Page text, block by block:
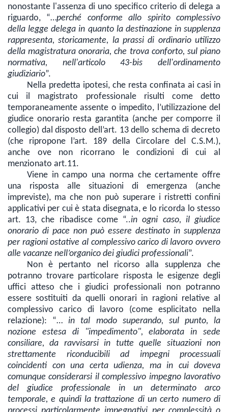
nonostante l'assenza di uno specifico criterio di delega a
riguardo, “…perché conforme allo spirito complessivo
della legge delega in quanto la destinazione in supplenza
rappresenta, storicamente, la prassi di ordinario utilizzo
della magistratura onoraria, che trova conforto, sul piano
normativa, nell'articolo 43-bis dell'ordinamento
giudiziario”.
Nella predetta ipotesi, che resta confinata ai casi in
cui il magistrato professionale risulti come detto
temporaneamente assente o impedito, l’utilizzazione del
giudice onorario resta garantita (anche per comporre il
collegio) dal disposto dell’art. 13 dello schema di decreto
(che ripropone l’art. 189 della Circolare del C.S.M.),
anche ove non ricorrano le condizioni di cui al
menzionato art.11.
Viene in campo una norma che certamente offre
una risposta alle situazioni di emergenza (anche
impreviste), ma che non può superare i ristretti confini
applicativi per cui è stata disegnata, e lo ricorda lo stesso
art. 13, che ribadisce come “..in ogni caso, il giudice
onorario di pace non può essere destinato in supplenza
per ragioni ostative al complessivo carico di lavoro ovvero
alle vacanze nell’organico dei giudici professionali”.
Non è pertanto nel ricorso alla supplenza che
potranno trovare particolare risposta le esigenze degli
uffici atteso che i giudici professionali non potranno
essere sostituiti da quelli onorari in ragioni relative al
complessivo carico di lavoro (come esplicitato nella
relazione): “…in tal modo superando, sul punto, la
nozione estesa di "impedimento", elaborata in sede
consiliare, da ravvisarsi in tutte quelle situazioni non
strettamente riconducibili ad impegni processuali
coincidenti con una certa udienza, ma in cui doveva
comunque considerarsi ilcomplessivo impegno lavorativo
del giudice professionale in un determinato arco
temporale, e quindi la trattazione di un certo numero di